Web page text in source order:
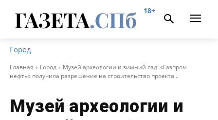
18+
Город
Главная Город
Музей археологии и зимний сад: «Газпром
нефть» получила разрешение на строительство проекта...
Музей археологии и